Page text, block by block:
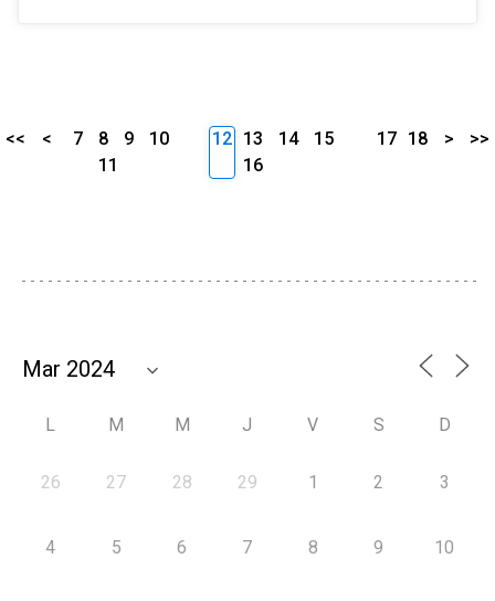
<< < 7 8 9
10
11
12 13 14
15
16
17 18 > >>
L M M J V S D
26 27 28 29 1 2 3
4 5 6 7 8 9 10